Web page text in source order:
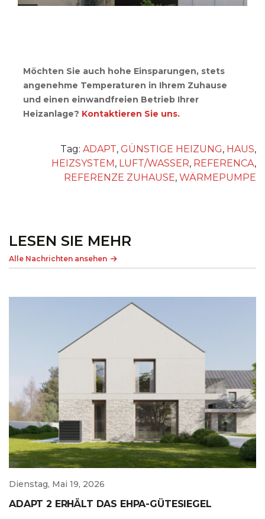
Möchten Sie auch hohe Einsparungen, stets
angenehme Temperaturen in Ihrem Zuhause
und einen einwandfreien Betrieb Ihrer
Heizanlage? Kontaktieren Sie uns.
Tag: ADAPT, GÜNSTIGE HEIZUNG, HAUS,
HEIZSYSTEM, LUFT/WASSER, REFERENCA,
REFERENZE ZUHAUSE, WÄRMEPUMPE
LESEN SIE MEHR
Alle Nachrichten ansehen
Dienstag, Mai 19, 2026
ADAPT 2 ERHÄLT DAS EHPA-GÜTESIEGEL